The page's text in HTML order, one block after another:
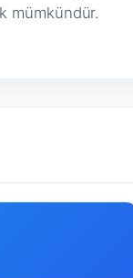
mümkündür.